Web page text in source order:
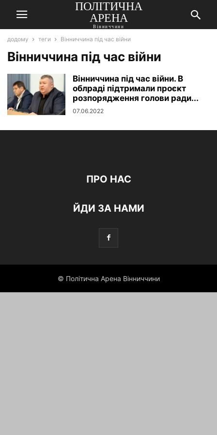
ПОЛІТИЧНА
АРЕНА
Вінниччини
додому теги Вінниччина під час війни
Вінниччина під час війни
Вінниччина під час війни. В
облраді підтримали проєкт
розпорядження голови ради...
07.06.2022
ПРО НАС
ЙДИ ЗА НАМИ
© Політична Арена Вінниччини